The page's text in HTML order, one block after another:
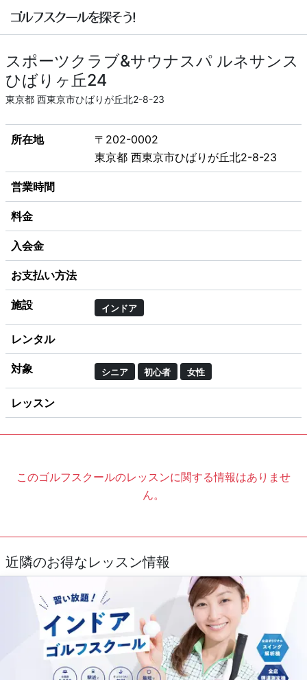
スポーツクラブ&サウナスパ ルネサンス
ひばりヶ丘24
東京都 西東京市ひばりが丘北2-8-23
所在地
〒202-0002
東京都 西東京市ひばりが丘北2-8-23
営業時間
料金
入会金
お支払い方法
施設 インドア
レンタル
対象 シニア 初心者 女性
レッスン
このゴルフスクールのレッスンに関する情報はありませ
ん。
近隣のお得なレッスン情報